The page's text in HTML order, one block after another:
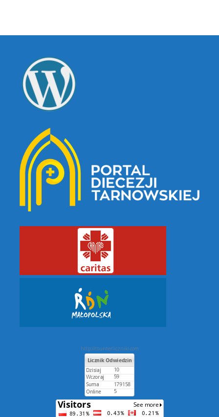
http://counterliczniki.com